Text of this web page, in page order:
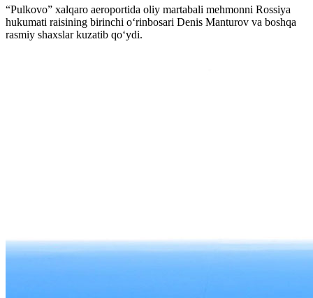
“Pulkovo” xalqaro aeroportida oliy martabali mehmonni Rossiya
hukumati raisining birinchi oʻrinbosari Denis Manturov va boshqa
rasmiy shaxslar kuzatib qoʻydi.